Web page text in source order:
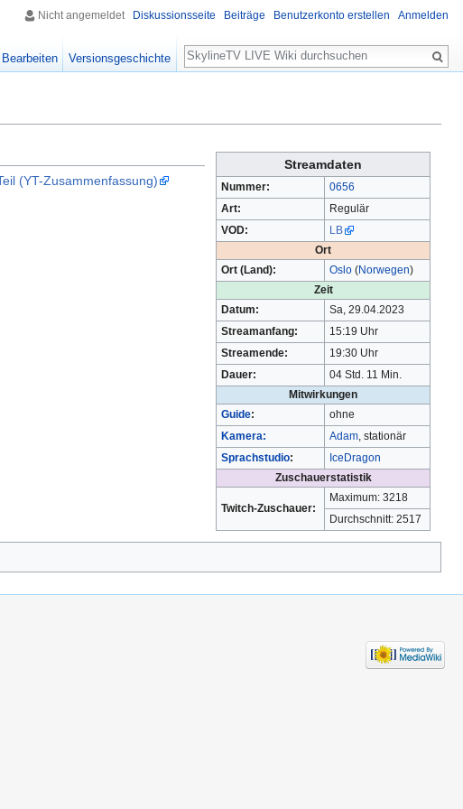
Streamdaten
Nummer:
0656
Art:
Regulär
VOD:
LB
Ort
Ort (Land):
Oslo(Norwegen)
Zeit
Datum:
Sa, 29.04.2023
Streamanfang:
15:19 Uhr
Streamende:
19:30 Uhr
Dauer:
04 Std. 11 Min.
Mitwirkungen
Guide:
ohne
Kamera:
Adam, stationär
Sprachstudio:
IceDragon
Zuschauerstatistik
Twitch-Zuschauer:
Maximum: 3218
Durchschnitt: 2517
(YT-Zusammenfassung)
Nicht angemeldet Diskussionsseite Beiträge Benutzerkonto erstellen Anmelden
Bearbeiten Versionsgeschichte
Suche